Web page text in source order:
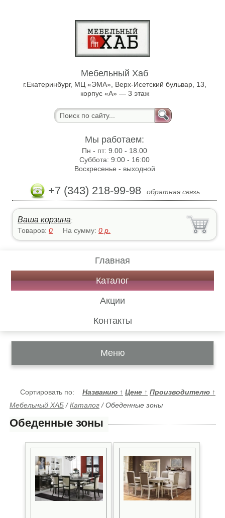
Мебельный Хаб
г.Екатеринбург, МЦ «ЭМА», Верх-Исетский бульвар, 13,
корпус «А» — 3 этаж
Мы работаем:
Пн - пт:9.00 - 18.00
Суббота:9:00 - 16:00
Воскресенье - выходной
+7 (343) 218-99-98 обратная связь
Ваша корзина:
Товаров:0 На сумму:0 р.
Главная
Каталог
Акции
Контакты
Меню
Сортировать по: Названию ↑ Цене ↑ Производителю ↑
Мебельный ХАБ /Каталог /Обеденные зоны
Обеденные зоны